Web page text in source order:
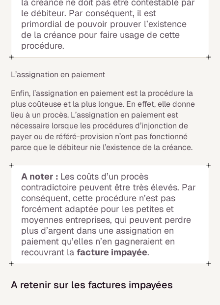
la créance ne doit pas être contestable par
le débiteur. Par conséquent, il est
primordial de pouvoir prouver l’existence
de la créance pour faire usage de cette
procédure.
L’assignation en paiement
Enfin, l’assignation en paiement est la procédure la
plus coûteuse et la plus longue. En effet, elle donne
lieu à un procès. L’assignation en paiement est
nécessaire lorsque les procédures d’injonction de
payer ou de référé-provision n’ont pas fonctionné
parce que le débiteur nie l’existence de la créance.
A noter : Les coûts d’un procès
contradictoire peuvent être très élevés. Par
conséquent, cette procédure n’est pas
forcément adaptée pour les petites et
moyennes entreprises, qui peuvent perdre
plus d’argent dans une assignation en
paiement qu’elles n’en gagneraient en
recouvrant lafacture impayée.
A retenir sur les factures impayées